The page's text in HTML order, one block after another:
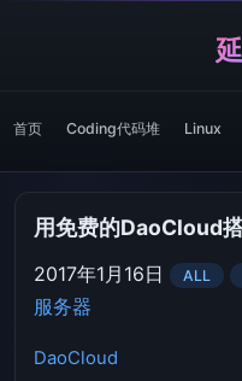
首页 Coding代码堆 Linux
用免费的DaoCloud
2017年1月16日 ALL
服务器
DaoCloud